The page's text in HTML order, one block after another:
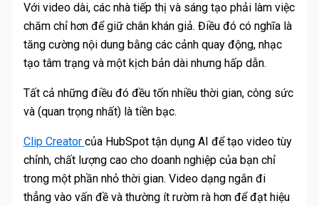
Với video dài, các nhà tiếp thị và sáng tạo phải làm việc
chăm chỉ hơn để giữ chân khán giả. Điều đó có nghĩa là
tăng cường nội dung bằng các cảnh quay động, nhạc
tạo tâm trạng và một kịch bản dài nhưng hấp dẫn.
Tất cả những điều đó đều tốn nhiều thời gian, công sức
và (quan trọng nhất) là tiền bạc.
Clip Creator của HubSpot tận dụng AI để tạo video tùy
chỉnh, chất lượng cao cho doanh nghiệp của bạn chỉ
trong một phần nhỏ thời gian. Video dạng ngắn đi
thẳng vào vấn đề và thường ít rườm rà hơn để đạt hiệu